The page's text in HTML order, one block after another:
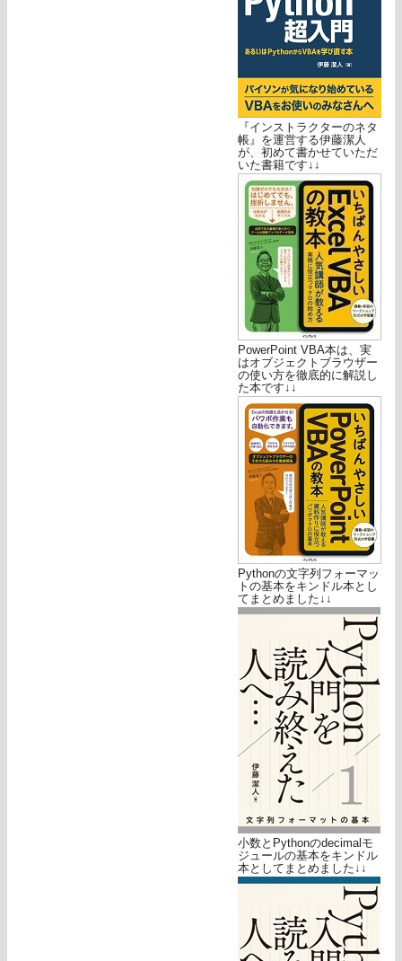
『インストラクターのネタ
帳』を運営する伊藤潔人
が、初めて書かせていただ
いた書籍です↓↓
PowerPoint VBA本は、実
はオブジェクトブラウザー
の使い方を徹底的に解説し
た本です↓↓
Pythonの文字列フォーマッ
トの基本をキンドル本とし
てまとめました↓↓
小数とPythonのdecimalモ
ジュールの基本をキンドル
本としてまとめました↓↓